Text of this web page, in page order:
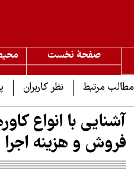
صفحۀ نخست
مطالب مرتبط
نظر کاربران
آشنایی با انواع
فروش و هزینه اجرا در